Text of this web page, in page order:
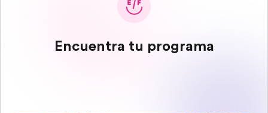
Encuentra tu programa